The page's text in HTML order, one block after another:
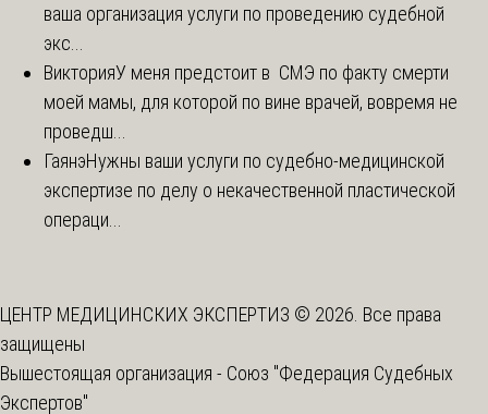
ваша организация услуги по проведению судебной
экс...
ВикторияУ меня предстоит в СМЭ по факту смерти
моей мамы, для которой по вине врачей, вовремя не
проведш...
ГаянэНужны ваши услуги по судебно-медицинской
экспертизе по делу о некачественной пластической
операци...
ЦЕНТР МЕДИЦИНСКИХ ЭКСПЕРТИЗ © 2026. Все права
защищены
Вышестоящая организация - Союз "Федерация Судебных
Экспертов"